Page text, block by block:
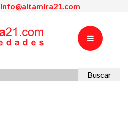
info@altamira21.com
Buscar